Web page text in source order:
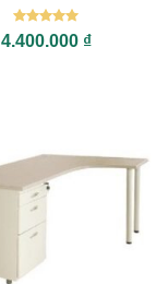
Được xếp
hạng55
4.400.000 ₫